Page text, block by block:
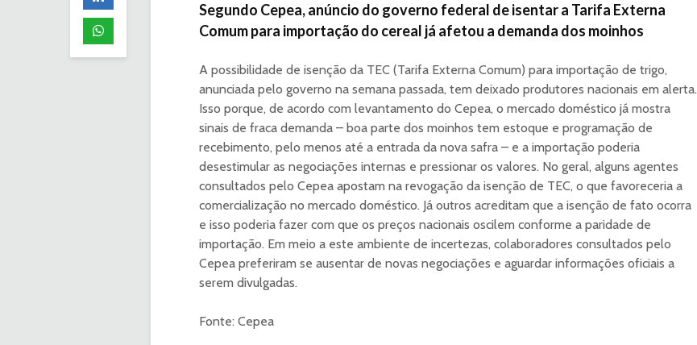
Segundo Cepea, anúncio do governo federal de isentar a Tarifa Externa
Comum para importação do cereal já afetou a demanda dos moinhos
A possibilidade de isenção da TEC (Tarifa Externa Comum) para importação de trigo,
anunciada pelo governo na semana passada, tem deixado produtores nacionais em alerta.
Isso porque, de acordo com levantamento do Cepea, o mercado doméstico já mostra
sinais de fraca demanda – boa parte dos moinhos tem estoque e programação de
recebimento, pelo menos até a entrada da nova safra – e a importação poderia
desestimular as negociações internas e pressionar os valores. No geral, alguns agentes
consultados pelo Cepea apostam na revogação da isenção de TEC, o que favoreceria a
comercialização no mercado doméstico. Já outros acreditam que a isenção de fato ocorra
e isso poderia fazer com que os preços nacionais oscilem conforme a paridade de
importação. Em meio a este ambiente de incertezas, colaboradores consultados pelo
Cepea preferiram se ausentar de novas negociações e aguardar informações oficiais a
serem divulgadas.
Fonte: Cepea